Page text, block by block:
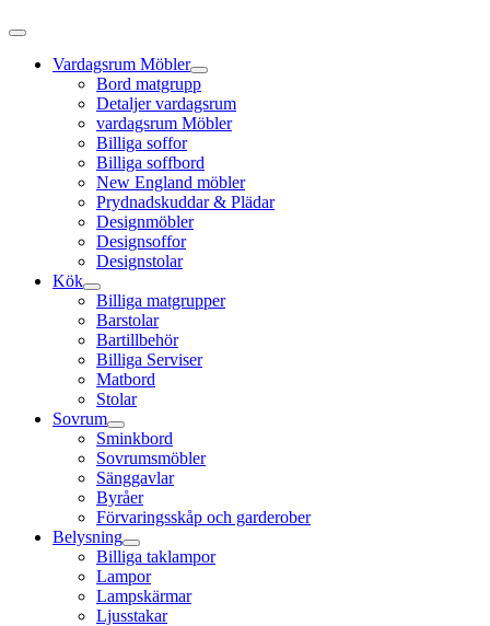
Vardagsrum Möbler
Bord matgrupp
Detaljer vardagsrum
vardagsrum Möbler
Billiga soffor
Billiga soffbord
New England möbler
Prydnadskuddar & Plädar
Designmöbler
Designsoffor
Designstolar
Kök
Billiga matgrupper
Barstolar
Bartillbehör
Billiga Serviser
Matbord
Stolar
Sovrum
Sminkbord
Sovrumsmöbler
Sänggavlar
Byråer
Förvaringsskåp och garderober
Belysning
Billiga taklampor
Lampor
Lampskärmar
Ljusstakar